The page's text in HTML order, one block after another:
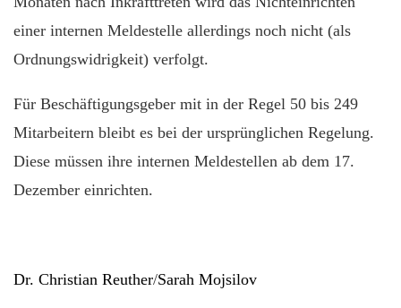
einer internen Meldestelle allerdings noch nicht (als
Ordnungswidrigkeit) verfolgt.
Für Beschäftigungsgeber mit in der Regel 50 bis 249
Mitarbeitern bleibt es bei der ursprünglichen Regelung.
Diese müssen ihre internen Meldestellen ab dem 17.
Dezember einrichten.
Dr. Christian Reuther/Sarah Mojsilov